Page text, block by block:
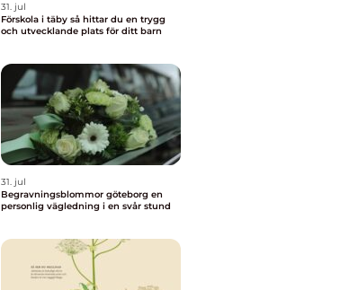
31. jul
Förskola i täby så hittar du en trygg
och utvecklande plats för ditt barn
31. jul
Begravningsblommor göteborg en
personlig vägledning i en svår stund